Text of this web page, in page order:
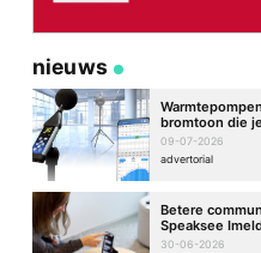
nieuws
bromtoon die
09-07-2026
advertorial
Betere
Speaksee
30-06-2026